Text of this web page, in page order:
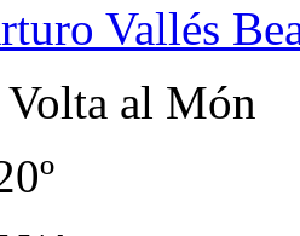
Vallés
al Món